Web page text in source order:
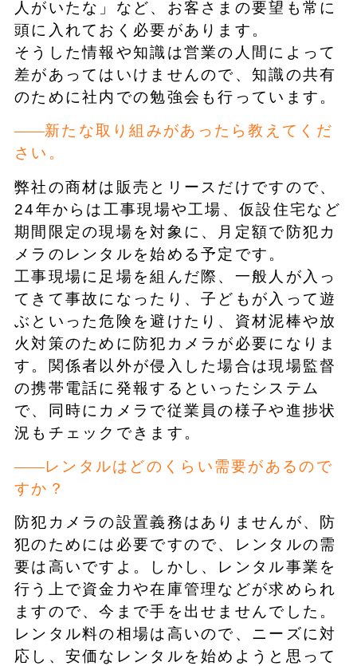
人がいたな」など、お客さまの要望も常に
頭に入れておく必要があります。
そうした情報や知識は営業の人間によって
差があってはいけませんので、知識の共有
のために社内での勉強会も行っています。
新たな取り組みがあったら教えてくだ
さい。
弊社の商材は販売とリースだけですので、
24年からは工事現場や工場、仮設住宅など
期間限定の現場を対象に、月定額で防犯カ
メラのレンタルを始める予定です。
工事現場に足場を組んだ際、一般人が入っ
てきて事故になったり、子どもが入って遊
ぶといった危険を避けたり、資材泥棒や放
火対策のために防犯カメラが必要になりま
す。関係者以外が侵入した場合は現場監督
の携帯電話に発報するといったシステム
で、同時にカメラで従業員の様子や進捗状
況もチェックできます。
レンタルはどのくらい需要があるので
すか？
防犯カメラの設置義務はありませんが、防
犯のためには必要ですので、レンタルの需
要は高いですよ。しかし、レンタル事業を
行う上で資金力や在庫管理などが求められ
ますので、今まで手を出せませんでした。
レンタル料の相場は高いので、ニーズに対
応し、安価なレンタルを始めようと思って